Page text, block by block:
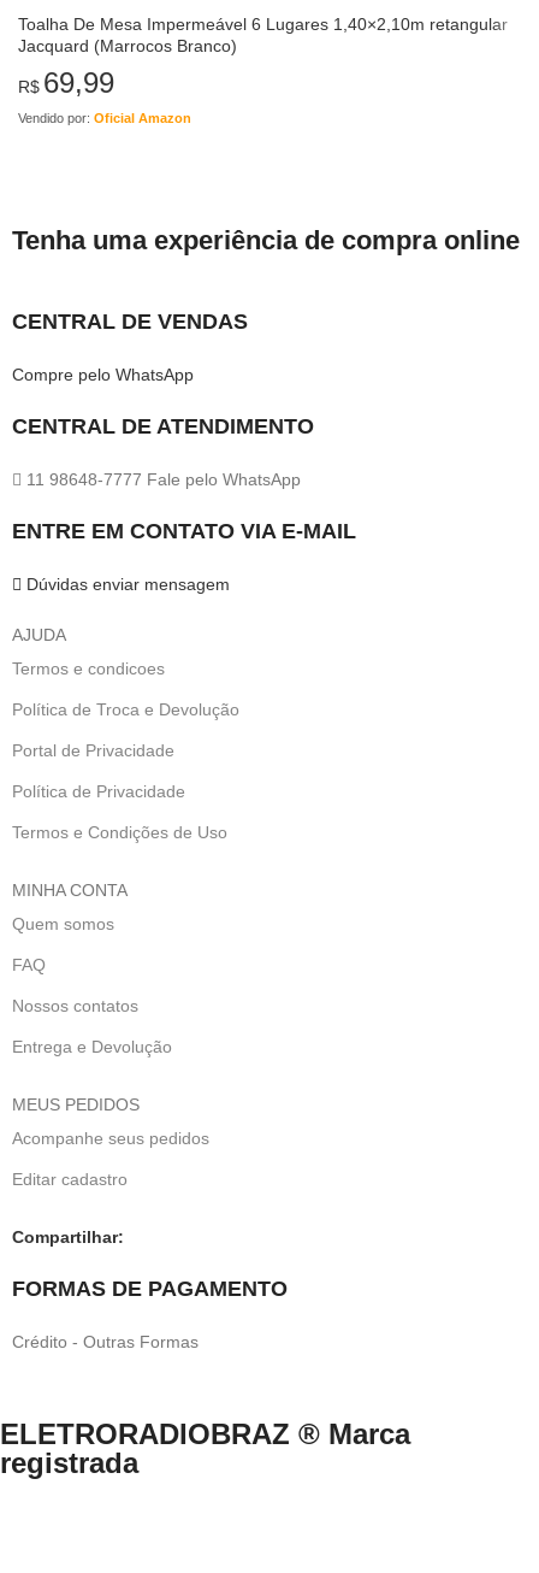
Toalha De Mesa Impermeável 6 Lugares 1,40×2,10m retangular
Jacquard (Marrocos Branco)
R$ 69,99
Vendido por: Oficial Amazon
Tenha uma experiência de compra online
CENTRAL DE VENDAS
Compre pelo WhatsApp
CENTRAL DE ATENDIMENTO
11 98648-7777 Fale pelo WhatsApp
ENTRE EM CONTATO VIA E-MAIL
Dúvidas enviar mensagem
AJUDA
Termos e condicoes
Política de Troca e Devolução
Portal de Privacidade
Política de Privacidade
Termos e Condições de Uso
MINHA CONTA
Quem somos
FAQ
Nossos contatos
Entrega e Devolução
MEUS PEDIDOS
Acompanhe seus pedidos
Editar cadastro
Compartilhar:
FORMAS DE PAGAMENTO
Crédito - Outras Formas
ELETRORADIOBRAZ ® Marca
registrada